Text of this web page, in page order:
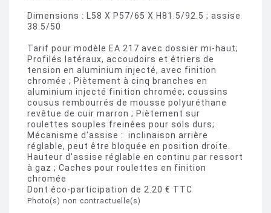
Dimensions : L58 X P57/65 X H81.5/92.5 ; assise
38.5/50
Tarif pour modèle EA 217 avec dossier mi-haut;
Profilés latéraux, accoudoirs et étriers de
tension en aluminium injecté, avec finition
chromée ; Piètement à cinq branches en
aluminium injecté finition chromée; coussins
cousus rembourrés de mousse polyuréthane
revêtue de cuir marron ; Piètement sur
roulettes souples freinées pour sols durs;
Mécanisme d'assise : inclinaison arrière
réglable, peut être bloquée en position droite.
Hauteur d'assise réglable en continu par ressort
à gaz ; Caches pour roulettes en finition
chromée
Dont éco-participation de 2.20 € TTC
Photo(s) non contractuelle(s)